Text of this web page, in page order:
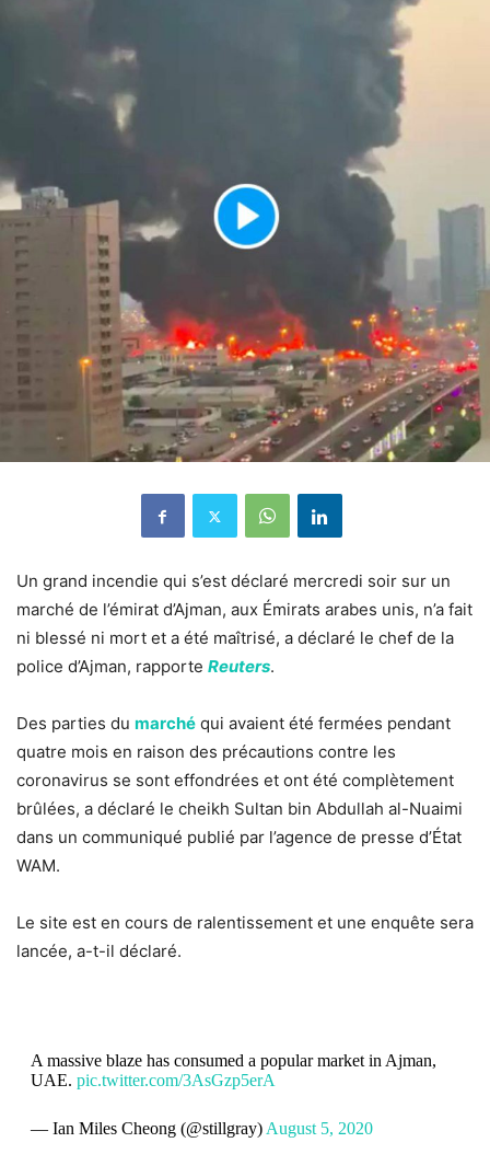
Un grand incendie qui s’est déclaré mercredi soir sur un
marché de l’émirat d’Ajman, aux Émirats arabes unis, n’a fait
ni blessé ni mort et a été maîtrisé, a déclaré le chef de la
police d’Ajman, rapporte Reuters.
Des parties du marché qui avaient été fermées pendant
quatre mois en raison des précautions contre les
coronavirus se sont effondrées et ont été complètement
brûlées, a déclaré le cheikh Sultan bin Abdullah al-Nuaimi
dans un communiqué publié par l’agence de presse d’État
WAM.
Le site est en cours de ralentissement et une enquête sera
lancée, a-t-il déclaré.
A massive blaze has consumed a popular market in Ajman,
UAE. pic.twitter.com/3AsGzp5erA
— Ian Miles Cheong (@stillgray) August 5, 2020